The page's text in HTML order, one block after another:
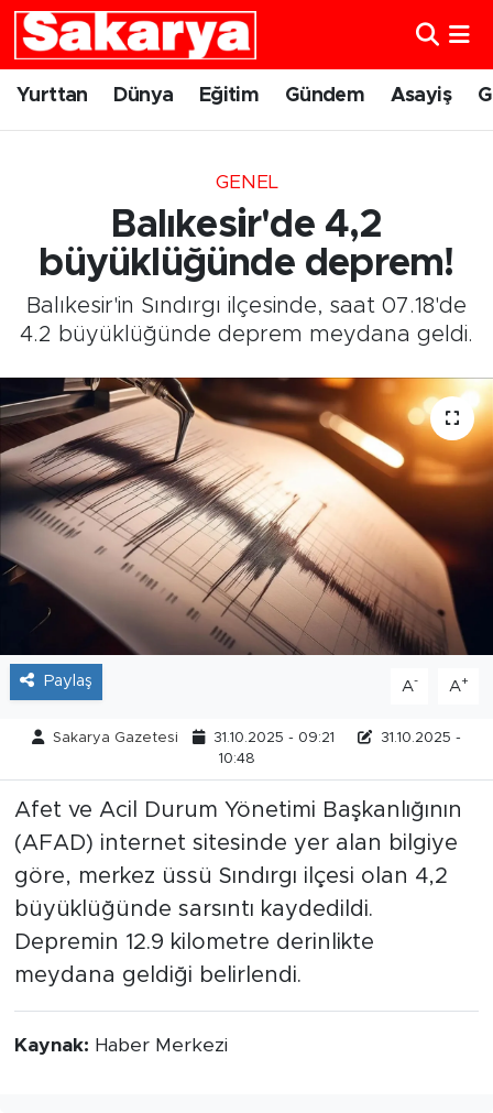
Yurttan Dünya Eğitim Gündem Asayiş
GENEL
Balıkesir'de 4,2
büyüklüğünde deprem!
Balıkesir'in Sındırgı ilçesinde, saat 07.18'de
4.2 büyüklüğünde deprem meydana geldi.
Paylaş A- A+
Sakarya Gazetesi 31.10.2025 - 09:21
31.10.2025 -
10:48
Afet ve Acil Durum Yönetimi Başkanlığının
(AFAD) internet sitesinde yer alan bilgiye
göre, merkez üssü Sındırgı ilçesi olan 4,2
büyüklüğünde sarsıntı kaydedildi.
Depremin 12.9 kilometre derinlikte
meydana geldiği belirlendi.
Kaynak: Haber Merkezi
Yurttan
Gündem
Eskişehirspor
Sağlık
Kültür Sanat
Tarihçe
Resmi İlanlar
Söyleşi
Foto Şaka
Politika
Eskişehir Nöbetçi Eczaneler
Eskişehir Trafik Yoğunluk Haritası
Süper Lig Puan Durumu ve Fikstür
Son Dakika Haberleri
Haber Arşivi